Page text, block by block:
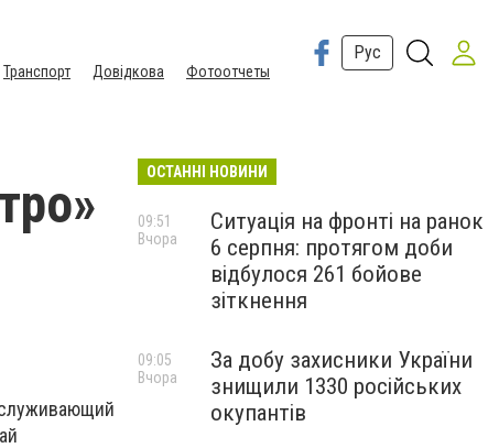
Транспорт Довідкова Фотоотчеты
Рус
ОСТАННІ НОВИНИ
Ситуація на фронті на ранок
6 серпня: протягом доби
відбулося 261 бойове
зіткнення
09:51
Вчора
За добу захисники України
знищили 1330 російських
окупантів
09:05
Вчора